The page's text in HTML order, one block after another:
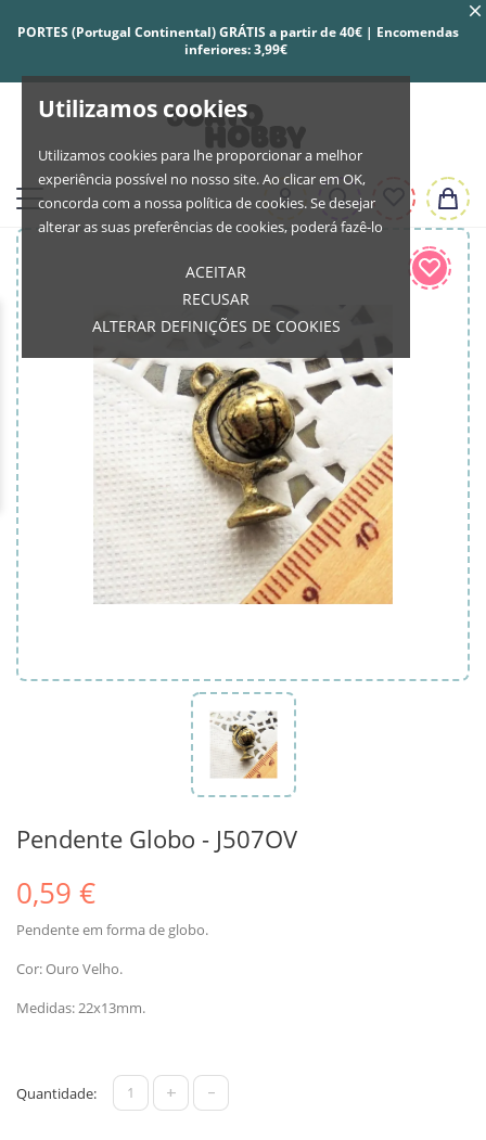
Utilizamos cookies
Utilizamos cookies para lhe proporcionar a melhor
experiência possível no nosso site. Ao clicar em OK,
concorda com a nossa política de cookies. Se desejar
alterar as suas preferências de cookies, poderá fazê-lo
ACEITAR
RECUSAR
ALTERAR DEFINIÇÕES DE COOKIES
PORTES (Portugal Continental) GRÁTIS a partir de 40€ | Encomendas
inferiores: 3,99€
Pendente Globo - J507OV
0,59 €
Pendente em forma de globo.
Cor: Ouro Velho.
Medidas: 22x13mm.
Quantidade: + -